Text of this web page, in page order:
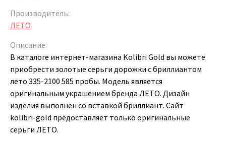
Производитель:
ЛЕТО
Описание:
В каталоге интернет-магазина Kolibri Gold вы можете
приобрести золотые серьги дорожки с бриллиантом
лето 335-2100 585 пробы. Модель является
оригинальным украшением бренда ЛЕТО. Дизайн
изделия выполнен со вставкой бриллиант. Сайт
kolibri-gold предоставляет только оригинальные
серьги ЛЕТО.